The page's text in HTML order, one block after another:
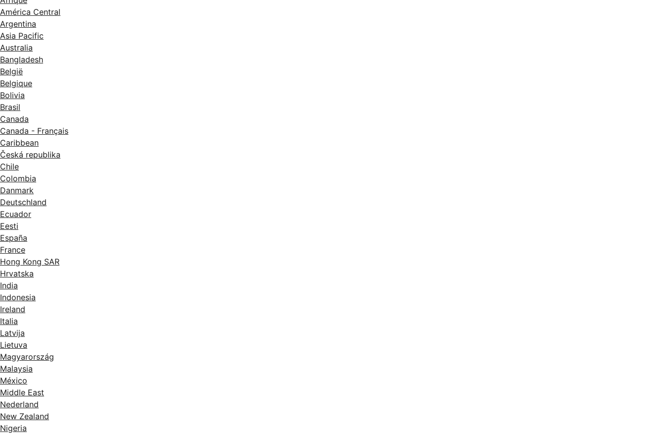
América Central
Argentina
Asia Pacific
Australia
Bangladesh
België
Belgique
Bolivia
Brasil
Canada
Canada - Français
Caribbean
Česká republika
Chile
Colombia
Danmark
Deutschland
Ecuador
Eesti
España
France
Hong Kong SAR
Hrvatska
India
Indonesia
Ireland
Italia
Latvija
Lietuva
Magyarország
Malaysia
México
Middle East
Nederland
New Zealand
Nigeria